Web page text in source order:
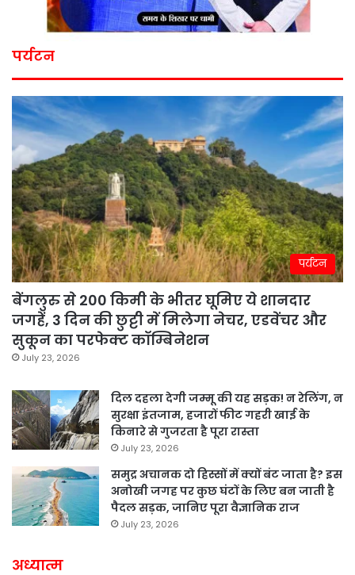
पर्यटन
पर्यटन
बेंगलुरु से 200 किमी के भीतर घूमिए ये शानदार
जगहें, 3 दिन की छुट्टी में मिलेगा नेचर, एडवेंचर और
सुकून का परफेक्ट कॉम्बिनेशन
July 23, 2026
दिल दहला देगी जम्मू की यह सड़क! न रेलिंग, न
सुरक्षा इंतजाम, हजारों फीट गहरी खाई के
किनारे से गुजरता है पूरा रास्ता
July 23, 2026
समुद्र अचानक दो हिस्सों में क्यों बंट जाता है? इस
अनोखी जगह पर कुछ घंटों के लिए बन जाती है
पैदल सड़क, जानिए पूरा वैज्ञानिक राज
July 23, 2026
अध्यात्म